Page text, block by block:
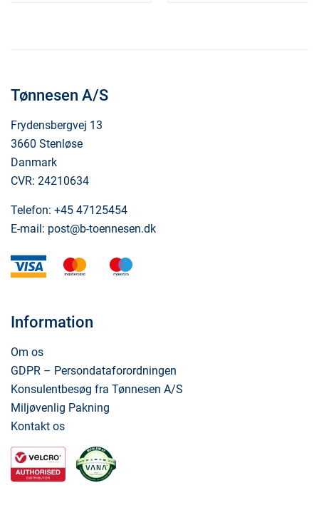
Tønnesen A/S
Frydensbergvej 13
3660 Stenløse
Danmark
CVR: 24210634
Telefon: +45 47125454
E-mail: post@b-toennesen.dk
visa mastercard
Information
Om os
GDPR – Persondataforordningen
Konsulentbesøg fra Tønnesen A/S
Miljøvenlig Pakning
Kontakt os